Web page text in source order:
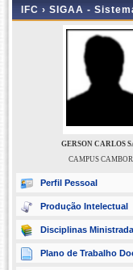
IFC › SIGAA -
GERSON CARLOS
CAMPUS
Perfil Pessoal
Produção Intelectual
Disciplinas
Plano de Trabalho